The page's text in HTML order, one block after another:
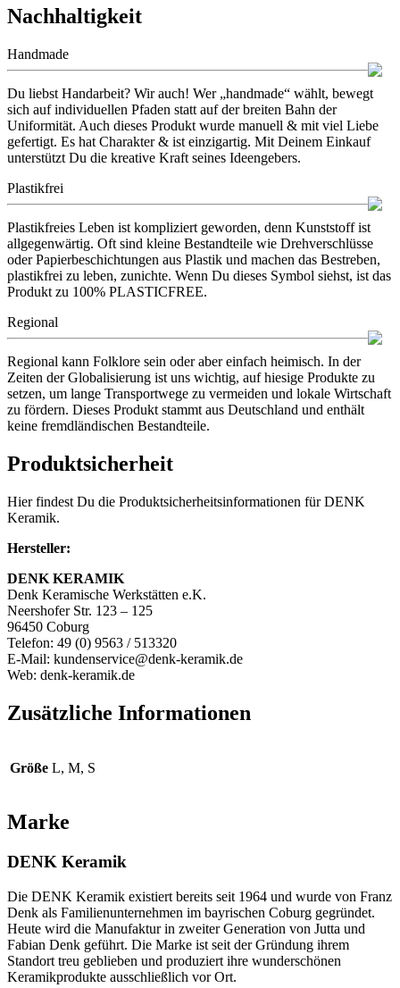
Nachhaltigkeit
Handmade
Du liebst Handarbeit? Wir auch! Wer „handmade“ wählt, bewegt
sich auf individuellen Pfaden statt auf der breiten Bahn der
Uniformität. Auch dieses Produkt wurde manuell & mit viel Liebe
gefertigt. Es hat Charakter & ist einzigartig. Mit Deinem Einkauf
unterstützt Du die kreative Kraft seines Ideengebers.
Plastikfrei
Plastikfreies Leben ist kompliziert geworden, denn Kunststoff ist
allgegenwärtig. Oft sind kleine Bestandteile wie Drehverschlüsse
oder Papierbeschichtungen aus Plastik und machen das Bestreben,
plastikfrei zu leben, zunichte. Wenn Du dieses Symbol siehst, ist das
Produkt zu 100% PLASTICFREE.
Regional
Regional kann Folklore sein oder aber einfach heimisch. In der
Zeiten der Globalisierung ist uns wichtig, auf hiesige Produkte zu
setzen, um lange Transportwege zu vermeiden und lokale Wirtschaft
zu fördern. Dieses Produkt stammt aus Deutschland und enthält
keine fremdländischen Bestandteile.
Produktsicherheit
Hier findest Du die Produktsicherheitsinformationen für DENK
Keramik.
Hersteller:
DENK KERAMIK
Denk Keramische Werkstätten e.K.
Neershofer Str. 123 – 125
96450 Coburg
Telefon: 49 (0) 9563 / 513320
E-Mail: kundenservice@denk-keramik.de
Web: denk-keramik.de
Zusätzliche Informationen
Größe L, M, S
Marke
DENK Keramik
Die DENK Keramik existiert bereits seit 1964 und wurde von Franz
Denk als Familienunternehmen im bayrischen Coburg gegründet.
Heute wird die Manufaktur in zweiter Generation von Jutta und
Fabian Denk geführt. Die Marke ist seit der Gründung ihrem
Standort treu geblieben und produziert ihre wunderschönen
Keramikprodukte ausschließlich vor Ort.